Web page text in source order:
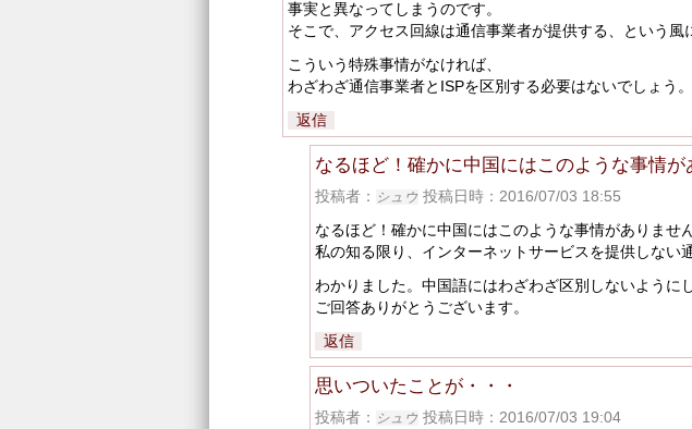
事実と異なってしまうのです。
そこで、アクセス回線は通信事業者が提供する、という風
こういう特殊事情がなければ、
わざわざ通信事業者とISPを区別する必要はないでしょう。
返信
なるほど！確かに中国にはこのような事情が
投稿者： シュウ 投稿日時：2016/07/03 18:55
なるほど！確かに中国にはこのような事情がありません
私の知る限り、インターネットサービスを提供しない
わかりました。中国語にはわざわざ区別しないように
ご回答ありがとうございます。
返信
思いついたことが・・・
投稿者： シュウ 投稿日時：2016/07/03 19:04